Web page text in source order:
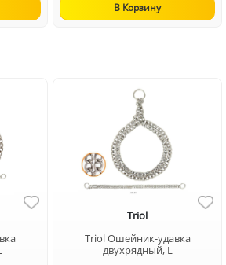
В Корзину
Triol
Triol Ошейник-удавка
двухрядный, L